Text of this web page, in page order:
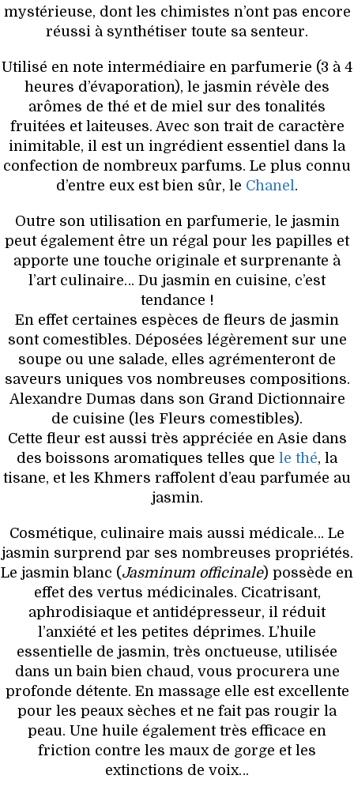
mystérieuse, dont les chimistes n’ont pas encore
réussi à synthétiser toute sa senteur.
Utilisé en note intermédiaire en parfumerie (3 à 4
heures d’évaporation), le jasmin révèle des
arômes de thé et de miel sur des tonalités
fruitées et laiteuses. Avec son trait de caractère
inimitable, il est un ingrédient essentiel dans la
confection de nombreux parfums. Le plus connu
d’entre eux est bien sûr, le Chanel.
Outre son utilisation en parfumerie, le jasmin
peut également être un régal pour les papilles et
apporte une touche originale et surprenante à
l’art culinaire… Du jasmin en cuisine, c’est
tendance !
En effet certaines espèces de fleurs de jasmin
sont comestibles. Déposées légèrement sur une
soupe ou une salade, elles agrémenteront de
saveurs uniques vos nombreuses compositions.
Alexandre Dumas dans son Grand Dictionnaire
de cuisine (les Fleurs comestibles).
Cette fleur est aussi très appréciée en Asie dans
des boissons aromatiques telles que le thé, la
tisane, et les Khmers raffolent d’eau parfumée au
jasmin.
Cosmétique, culinaire mais aussi médicale… Le
jasmin surprend par ses nombreuses propriétés.
Le jasmin blanc (Jasminum officinale) possède en
effet des vertus médicinales. Cicatrisant,
aphrodisiaque et antidépresseur, il réduit
l’anxiété et les petites déprimes. L’huile
essentielle de jasmin, très onctueuse, utilisée
dans un bain bien chaud, vous procurera une
profonde détente. En massage elle est excellente
pour les peaux sèches et ne fait pas rougir la
peau. Une huile également très efficace en
friction contre les maux de gorge et les
extinctions de voix…